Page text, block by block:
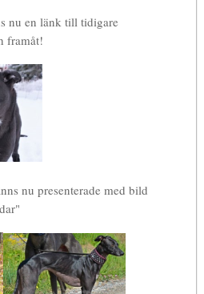
nu en länk till tidigare
framåt!
nu presenterade med bild